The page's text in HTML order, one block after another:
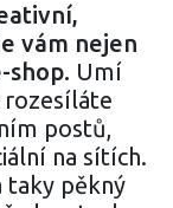
vám nejen
shop. Umí
postů,
na sítích.
taky pěkný